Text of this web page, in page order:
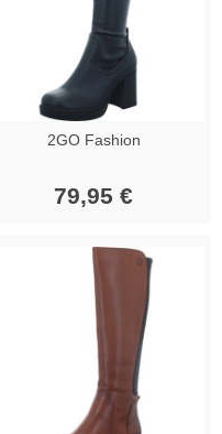
2GO Fashion
79,95 €